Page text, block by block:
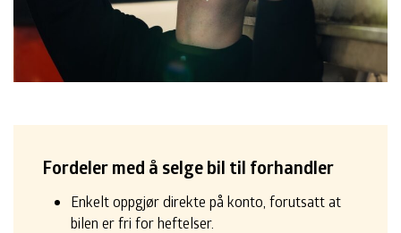
Fordeler med å selge bil til forhandler
Enkelt oppgjør direkte på konto, forutsatt at
bilen er fri for heftelser.